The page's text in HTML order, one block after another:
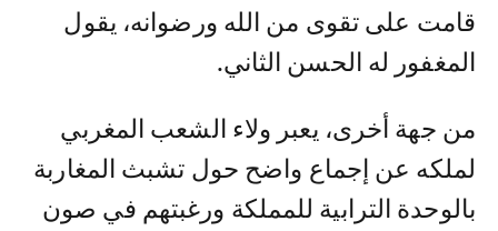
قامت على تقوى من الله ورضوانه، يقول
المغفور له الحسن الثاني.
من جهة أخرى، يعبر ولاء الشعب المغربي
لملكه عن إجماع واضح حول تشبث المغاربة
بالوحدة الترابية للمملكة ورغبتهم في صون